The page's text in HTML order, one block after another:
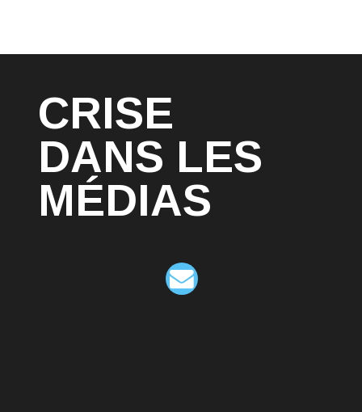
CRISE
DANS LES
MÉDIAS